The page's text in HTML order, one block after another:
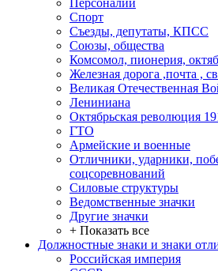
Персоналии
Спорт
Съезды, депутаты, КПСС
Союзы, общества
Комсомол, пионерия,
Железная дорога ,почта ,
Великая Отечественная
Лениниана
Октябрьская революция
ГТО
Армейские и военные
Отличники, ударники,
соцсоревнований
Силовые структуры
Ведомственные значки
Другие значки
+ Показать все
Должностные знаки и знаки
Российская империя